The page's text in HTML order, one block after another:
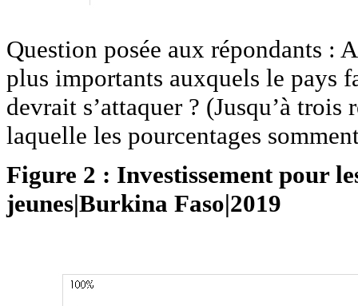
Question posée aux répondants :
plus importants auxquels le pays
devrait s’attaquer ? (Jusqu’à
laquelle les pourcentages
Figure 2 : Investissement pour
jeunes|Burkina Faso|2019